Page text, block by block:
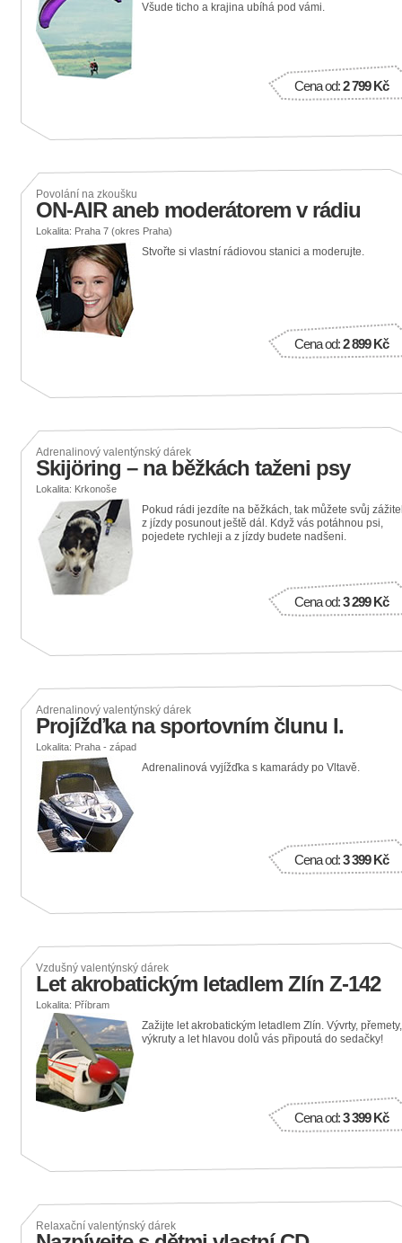
Všude ticho a krajina ubíhá pod vámi.
Cena od:2 799 Kč
Povolání na zkoušku
ON-AIR aneb moderátorem v rádiu
Lokalita: Praha 7 (okres Praha)
Stvořte si vlastní rádiovou stanici a moderujte.
Cena od:2 899 Kč
Adrenalinový valentýnský dárek
Skijöring – na běžkách taženi psy
Lokalita: Krkonoše
Pokud rádi jezdíte na běžkách, tak můžete svůj
z jízdy posunout ještě dál. Když vás potáhnou psi,
pojedete rychleji a z jízdy budete nadšeni.
Cena od:3 299 Kč
Adrenalinový valentýnský dárek
Projížďka na sportovním člunu I.
Lokalita: Praha - západ
Adrenalinová vyjížďka s kamarády po Vltavě.
Cena od:3 399 Kč
Vzdušný valentýnský dárek
Let akrobatickým letadlem Zlín Z-142
Lokalita: Příbram
Zažijte let akrobatickým letadlem Zlín. Vývrty, přemety,
výkruty a let hlavou dolů vás připoutá do sedačky!
Cena od:3 399 Kč
Relaxační valentýnský dárek